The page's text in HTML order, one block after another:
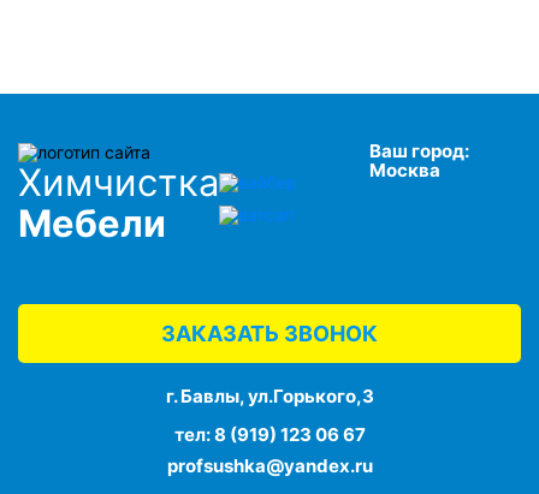
Химчистка
Мебели
Ваш город:
Москва
ЗАКАЗАТЬ ЗВОНОК
г. Бавлы, ул.Горького,3
тел:8 (919) 123 06 67
profsushka@yandex.ru